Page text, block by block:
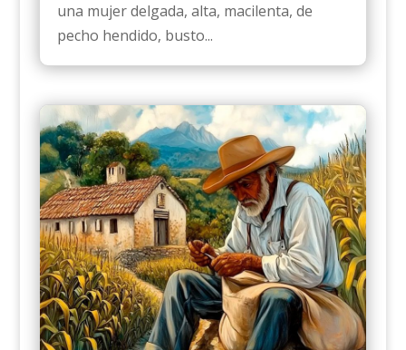
una mujer delgada, alta, macilenta, de
pecho hendido, busto...